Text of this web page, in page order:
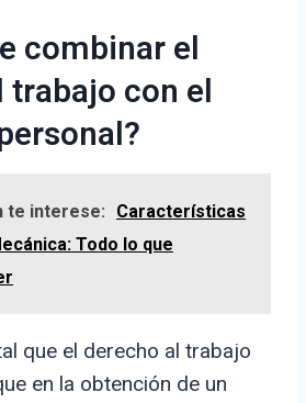
combinar el
trabajo con el
te interese:
Características
Todo lo que
que el derecho al trabajo
en la obtención de un